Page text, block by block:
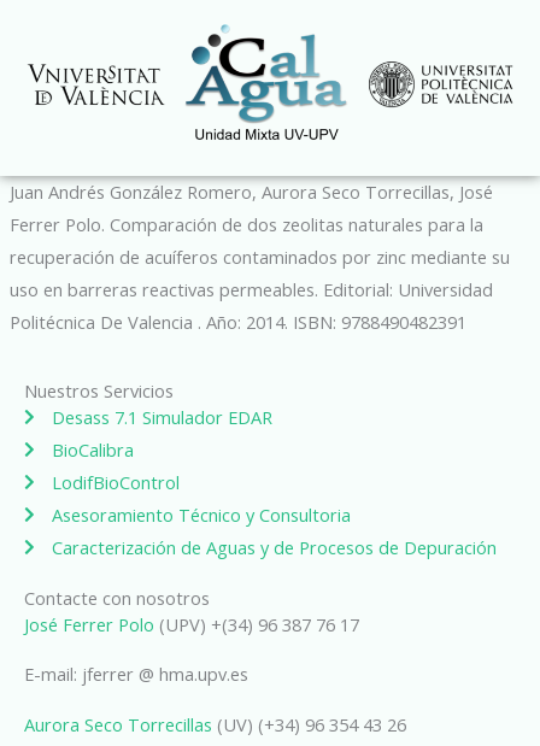
contenido
Juan Andrés González Romero, Aurora Seco Torrecillas, José
Ferrer Polo. Comparación de dos zeolitas naturales para la
recuperación de acuíferos contaminados por zinc mediante su
uso en barreras reactivas permeables. Editorial: Universidad
Politécnica De Valencia . Año: 2014. ISBN: 9788490482391
Nuestros Servicios
Desass 7.1 Simulador EDAR
BioCalibra
LodifBioControl
Asesoramiento Técnico y Consultoria
Caracterización de Aguas y de Procesos de Depuración
Contacte con nosotros
José Ferrer Polo (UPV) +(34) 96 387 76 17
E-mail: jferrer @ hma.upv.es
Aurora Seco Torrecillas (UV) (+34) 96 354 43 26